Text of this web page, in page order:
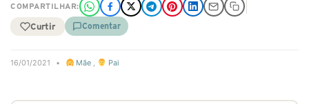
COMPARTILHAR:
Curtir Comentar
16/01/2021 • Mãe , Pai